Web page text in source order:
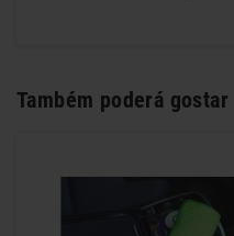
Também poderá gostar